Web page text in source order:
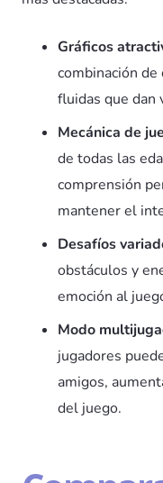
Gráficos
combinación
fluidas que dan
Mecánica de
de todas las
comprensión
mantener el
Desafíos
obstáculos y
emoción al
Modo
jugadores
amigos,
del juego.